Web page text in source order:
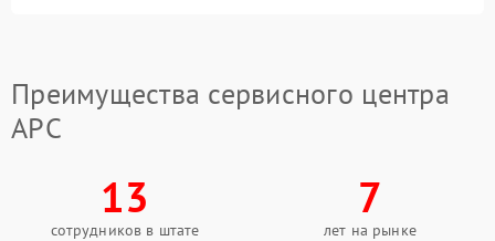
Преимущества сервисного центра
APC
13
сотрудников в штате
7
лет на рынке